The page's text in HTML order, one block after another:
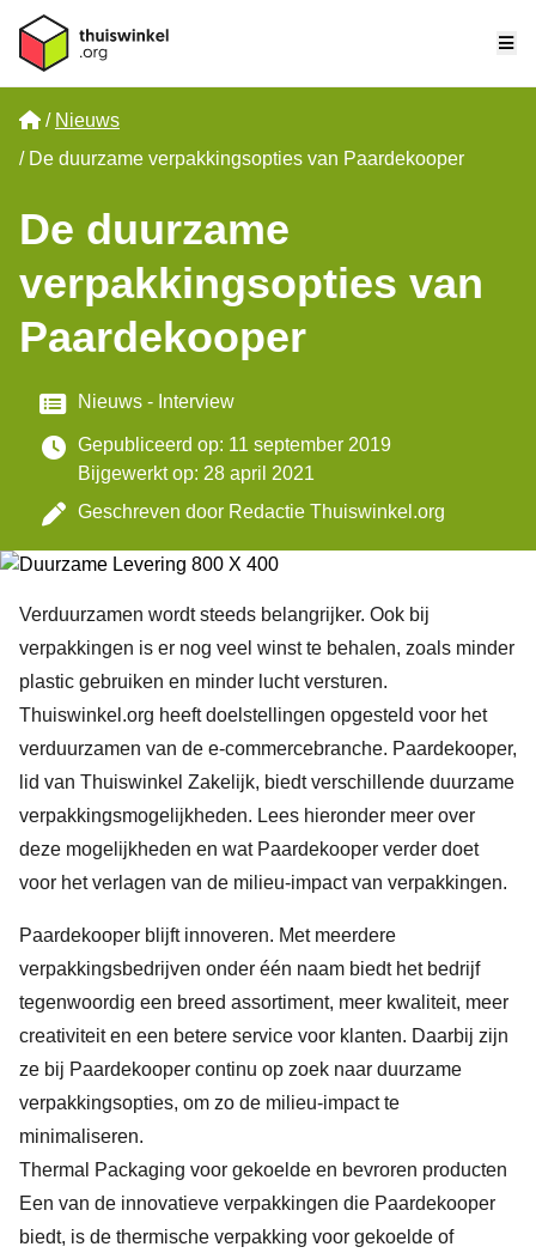
Home
Nieuws
De duurzame verpakkingsopties van Paardekooper
De duurzame
verpakkingsopties van
Paardekooper
Categorie
Nieuws Interview
Gepubliceerd op: 11 september 2019
Bijgewerkt op: 28 april 2021
Geschreven door Redactie Thuiswinkel.org
Verduurzamen wordt steeds belangrijker. Ook bij
verpakkingen is er nog veel winst te behalen, zoals minder
plastic gebruiken en minder lucht versturen.
Thuiswinkel.org heeft doelstellingen opgesteld voor het
verduurzamen van de e-commercebranche. Paardekooper,
lid van Thuiswinkel Zakelijk, biedt verschillende duurzame
verpakkingsmogelijkheden. Lees hieronder meer over
deze mogelijkheden en wat Paardekooper verder doet
voor het verlagen van de milieu-impact van verpakkingen.
Paardekooper blijft innoveren. Met meerdere
verpakkingsbedrijven onder één naam biedt het bedrijf
tegenwoordig een breed assortiment, meer kwaliteit, meer
creativiteit en een betere service voor klanten. Daarbij zijn
ze bij Paardekooper continu op zoek naar duurzame
verpakkingsopties, om zo de milieu-impact te
minimaliseren.
Thermal Packaging voor gekoelde en bevroren producten
Een van de innovatieve verpakkingen die Paardekooper
biedt, is de thermische verpakking voor gekoelde of